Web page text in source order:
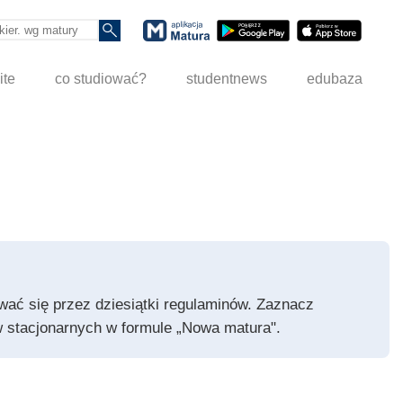
co studiować? studentnews edubaza
się przez dziesiątki regulaminów. Zaznacz
w formule „Nowa matura".